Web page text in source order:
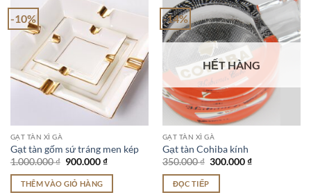
-10%
GẠT TÀN XÌ GÀ
Gạt tàn gốm sứ tráng men kép
1.000.000₫ Giá
là:
1.000.000 ₫.
900.000₫Giá
tại
THÊM VÀO GIỎ HÀNG
-14%
HẾT HÀNG
GẠT TÀN XÌ GÀ
Gạt tàn Cohiba kính
350.000₫ Giá
là:
300.000₫Giá
ĐỌC TIẾP